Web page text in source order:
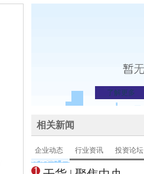
了解更多
相关新闻
企业动态 行业资讯 投资论坛
1